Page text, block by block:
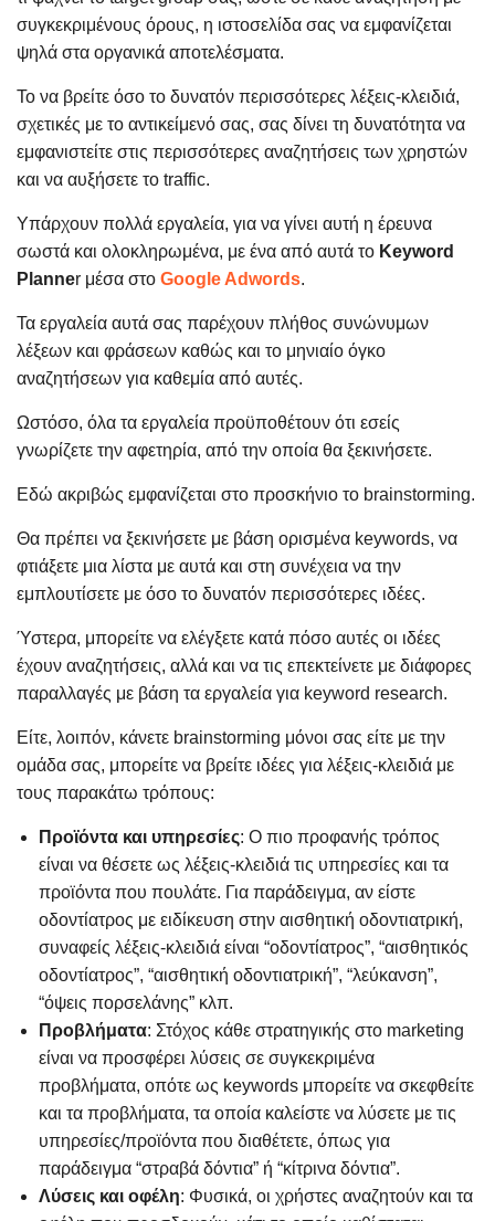
συγκεκριμένους όρους, η ιστοσελίδα σας να εμφανίζεται
ψηλά στα οργανικά αποτελέσματα.
Το να βρείτε όσο το δυνατόν περισσότερες λέξεις-κλειδιά,
σχετικές με το αντικείμενό σας, σας δίνει τη δυνατότητα να
εμφανιστείτε στις περισσότερες αναζητήσεις των χρηστών
και να αυξήσετε το traffic.
Υπάρχουν πολλά εργαλεία, για να γίνει αυτή η έρευνα
σωστά και ολοκληρωμένα, με ένα από αυτά το Keyword
Planner μέσα στο Google Adwords.
Τα εργαλεία αυτά σας παρέχουν πλήθος συνώνυμων
λέξεων και φράσεων καθώς και το μηνιαίο όγκο
αναζητήσεων για καθεμία από αυτές.
Ωστόσο, όλα τα εργαλεία προϋποθέτουν ότι εσείς
γνωρίζετε την αφετηρία, από την οποία θα ξεκινήσετε.
Εδώ ακριβώς εμφανίζεται στο προσκήνιο το brainstorming.
Θα πρέπει να ξεκινήσετε με βάση ορισμένα keywords, να
φτιάξετε μια λίστα με αυτά και στη συνέχεια να την
εμπλουτίσετε με όσο το δυνατόν περισσότερες ιδέες.
Ύστερα, μπορείτε να ελέγξετε κατά πόσο αυτές οι ιδέες
έχουν αναζητήσεις, αλλά και να τις επεκτείνετε με διάφορες
παραλλαγές με βάση τα εργαλεία για keyword research.
Είτε, λοιπόν, κάνετε brainstorming μόνοι σας είτε με την
ομάδα σας, μπορείτε να βρείτε ιδέες για λέξεις-κλειδιά με
τους παρακάτω τρόπους:
Προϊόντα και υπηρεσίες: Ο πιο προφανής τρόπος
είναι να θέσετε ως λέξεις-κλειδιά τις υπηρεσίες και τα
προϊόντα που πουλάτε. Για παράδειγμα, αν είστε
οδοντίατρος με ειδίκευση στην αισθητική οδοντιατρική,
συναφείς λέξεις-κλειδιά είναι “οδοντίατρος”, “αισθητικός
οδοντίατρος”, “αισθητική οδοντιατρική”, “λεύκανση”,
“όψεις πορσελάνης” κλπ.
Προβλήματα: Στόχος κάθε στρατηγικής στο marketing
είναι να προσφέρει λύσεις σε συγκεκριμένα
προβλήματα, οπότε ως keywords μπορείτε να σκεφθείτε
και τα προβλήματα, τα οποία καλείστε να λύσετε με τις
υπηρεσίες/προϊόντα που διαθέτετε, όπως για
παράδειγμα “στραβά δόντια” ή “κίτρινα δόντια”.
Λύσεις και οφέλη: Φυσικά, οι χρήστες αναζητούν και τα